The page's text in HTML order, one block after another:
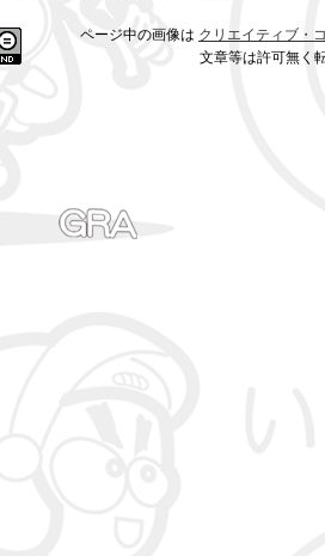
ページ中の画像は クリエイティブ・
文章等は許可無く